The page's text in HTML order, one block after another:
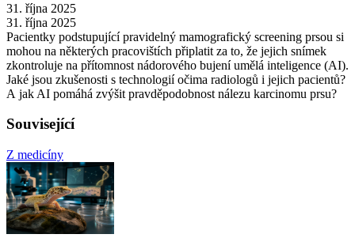
31. října 2025
31. října 2025
Pacientky podstupující pravidelný mamografický screening prsou si
mohou na některých pracovištích připlatit za to, že jejich snímek
zkontroluje na přítomnost nádorového bujení umělá inteligence (AI).
Jaké jsou zkušenosti s technologií očima radiologů i jejich pacientů?
A jak AI pomáhá zvýšit pravděpodobnost nálezu karcinomu prsu?
Související
Z medicíny